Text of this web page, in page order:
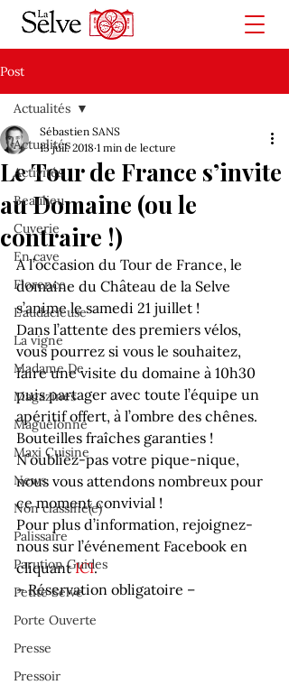
Post
Actualités
Activités
Beaulieu
Cuverie
En cave
Florence
L'audacieuse
La vigne
Madame De
Magazines
Maguelonne
Maxi Cuisine
News
Non classifié(e)
Palissaire
Parution Guides
Petite Selve
Porte Ouverte
Presse
Pressoir
Actualités
Le Tour de France s’invite
au Domaine (ou le
contraire !)
Sébastien SANS
13 juil. 2018 1 min de lecture
A l’occasion du Tour de France, le
domaine du Château de la Selve
s’anime le samedi 21 juillet !
Dans l’attente des premiers vélos,
vous pourrez si vous le souhaitez,
faire une visite du domaine à 10h30
puis partager avec toute l’équipe un
apéritif offert, à l’ombre des chênes.
Bouteilles fraîches garanties !
N’oubliez-pas votre pique-nique,
nous vous attendons nombreux pour
ce moment convivial !
Pour plus d’information, rejoignez-
nous sur l’événement Facebook en
cliquant ICI.
– Réservation obligatoire –